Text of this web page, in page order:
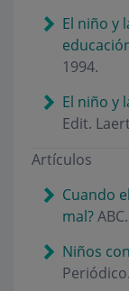
El niño y
1994.
El niño y
Edit.
Artículos
Cuando
mal?
Niños